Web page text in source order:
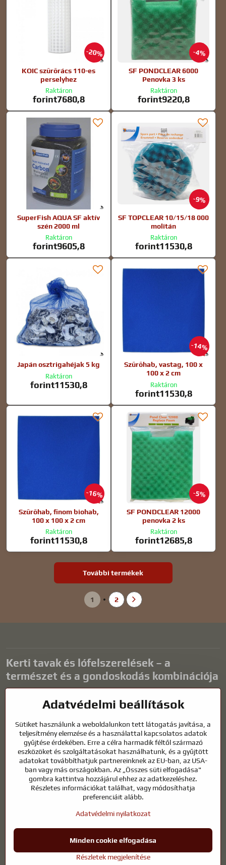
20%
KOIC szűrőrács 110-es
perselyhez
Raktáron
forint7680,8
4%
SF PONDCLEAR 6000
Penovka 3 ks
Raktáron
forint9220,8
SuperFish AQUA SF aktív
szén 2000 ml
Raktáron
forint9605,8
9%
SF TOPCLEAR 10/15/18 000
molitán
Raktáron
forint11530,8
Japán osztrigahéjak 5 kg
Raktáron
forint11530,8
14%
Szűrőhab, vastag, 100 x
100 x 2 cm
Raktáron
forint11530,8
16%
Szűrőhab, finom biohab,
100 x 100 x 2 cm
Raktáron
forint11530,8
5%
SF PONDCLEAR 12000
penovka 2 ks
Raktáron
forint12685,8
További termékek
1 2
Kerti tavak és lófelszerelések – a
természet és a gondoskodás kombinációja
harmonikus környezetet teremtenek a kikapcsolódáshoz és a vízi
karbantartás kulcsfontosságú a tiszta vízhez és az egészséges
tóhoz egész évben. Ugyanilyen fontos az életünk részét képező
állatok gondozása is.
A lovaknak kiváló minőségű lovaglófelszerelésre, megfelelő
táplálkozásra és felelősségteljes gondoskodásra van szükségük
ahhoz, hogy egészségesek, erősek és elégedettek legyenek. Legyen
szó lovasok, tenyésztők vagy természetkedvelők felszereléséről, a cél
állatok, mind az emberek természetes egyensúlyát, biztonságát és
jólétét.
©2026Szerzői jogAdatvédelmi beállításokAdatvédelmi nyilatkozat
A weboldal a következővel készült:BiznisWeb.sk
Adatvédelmi beállítások
Sütiket használunk a weboldalunkon tett látogatás javítása, a
teljesítmény elemzése és a használattal kapcsolatos adatok
gyűjtése érdekében. Erre a célra harmadik féltől származó
eszközöket és szolgáltatásokat használhatunk, és a gyűjtött
adatokat továbbíthatjuk partnereinknek az EU-ban, az USA-
ban vagy más országokban. Az „Összes süti elfogadása"
gombra kattintva hozzájárul ehhez az adatkezeléshez.
Részletes információkat találhat, vagy módosíthatja
preferenciáit alább.
Adatvédelmi nyilatkozat
Részletek megjelenítése
Minden cookie elfogadása